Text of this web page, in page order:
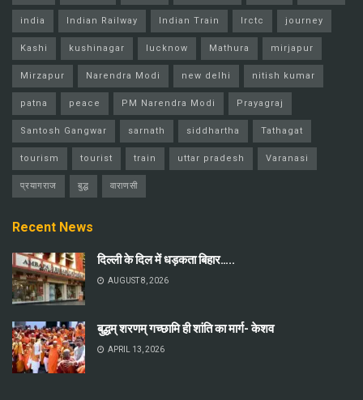
india Indian Railway Indian Train Irctc journey
Kashi kushinagar lucknow Mathura mirjapur
Mirzapur Narendra Modi new delhi nitish kumar
patna peace PM Narendra Modi Prayagraj
Santosh Gangwar sarnath siddhartha Tathagat
tourism tourist train uttar pradesh Varanasi
प्रयागराज बुद्ध वाराणसी
Recent News
दिल्ली के दिल में धड़कता बिहार…..
AUGUST 8, 2026
बुद्धम् शरणम् गच्छामि ही शांति का मार्ग- केशव
APRIL 13, 2026